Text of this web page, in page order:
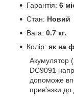
Гарантія: 6
Стан: Новий
Вага: 0.7 кг.
Колір: як на
Акумулятор
DC9091
допоможе
прив'язки